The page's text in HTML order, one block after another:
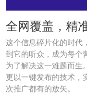
全网覆盖，精
这个信息碎片化的时代
到它的听众，成为每个
为了解决这一难题而生
更以一键发布的技术，
次推广都有的放矢。